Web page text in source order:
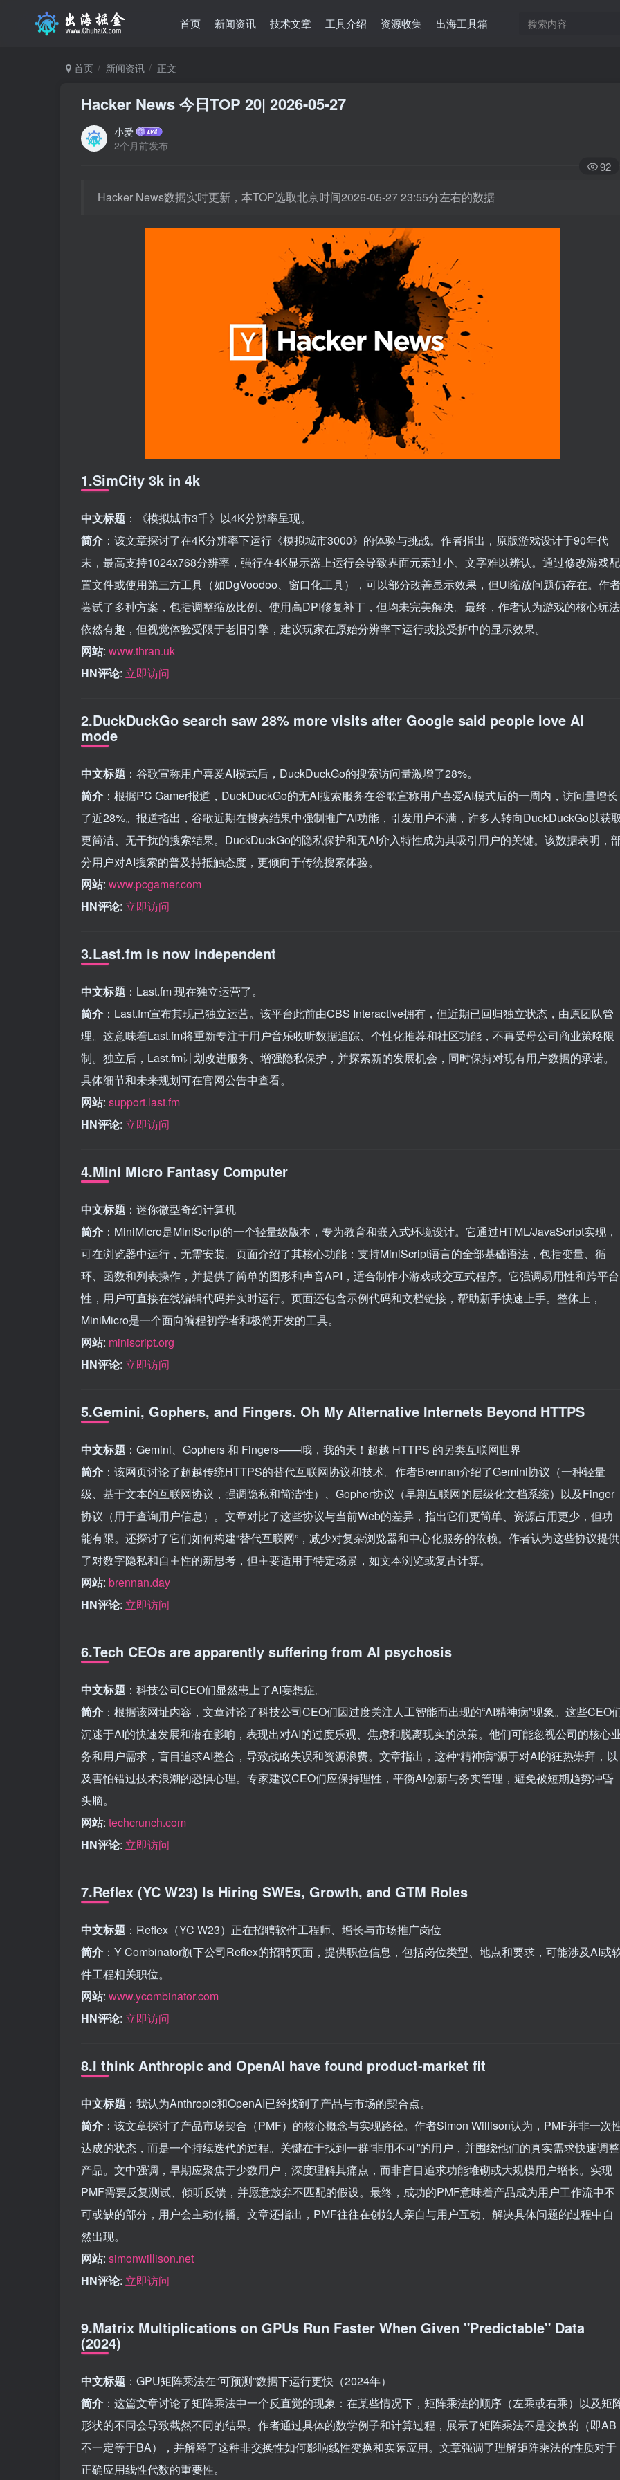
首页 新闻资讯 技术文章 工具介绍 资源收集 出海工具箱
首页 新闻资讯 正文
Hacker News 今日TOP 20| 2026-05-27
小爱
2个月前发布
92
Hacker News数据实时更新，本TOP选取北京时间2026-05-27 23:55分左右的数据
1.SimCity 3k in 4k
中文标题 ：《模拟城市3千》以4K分辨率呈现。
简介 ：该文章探讨了在4K分辨率下运行《模拟城市3000》的体验与挑战。作者指出，原版游戏设计于90年代
末，最高支持1024x768分辨率，强行在4K显示器上运行会导致界面元素过小、文字难以辨认。通过修改游戏配
置文件或使用第三方工具（如DgVoodoo、窗口化工具），可以部分改善显示效果，但UI缩放问题仍存在。作者
尝试了多种方案，包括调整缩放比例、使用高DPI修复补丁，但均未完美解决。最终，作者认为游戏的核心玩法
依然有趣，但视觉体验受限于老旧引擎，建议玩家在原始分辨率下运行或接受折中的显示效果。
网站: www.thran.uk
HN评论: 立即访问
2.DuckDuckGo search saw 28% more visits after Google said people love AI
mode
中文标题 ：谷歌宣称用户喜爱AI模式后，DuckDuckGo的搜索访问量激增了28%。
简介 ：根据PC Gamer报道，DuckDuckGo的无AI搜索服务在谷歌宣称用户喜爱AI模式后的一周内，访问量增长
了近28%。报道指出，谷歌近期在搜索结果中强制推广AI功能，引发用户不满，许多人转向DuckDuckGo以获
更简洁、无干扰的搜索结果。DuckDuckGo的隐私保护和无AI介入特性成为其吸引用户的关键。该数据表明，
分用户对AI搜索的普及持抵触态度，更倾向于传统搜索体验。
网站: www.pcgamer.com
HN评论: 立即访问
3.Last.fm is now independent
中文标题 ：Last.fm 现在独立运营了。
简介 ：Last.fm宣布其现已独立运营。该平台此前由CBS Interactive拥有，但近期已回归独立状态，由原团队管
理。这意味着Last.fm将重新专注于用户音乐收听数据追踪、个性化推荐和社区功能，不再受母公司商业策略限
制。独立后，Last.fm计划改进服务、增强隐私保护，并探索新的发展机会，同时保持对现有用户数据的承诺。
具体细节和未来规划可在官网公告中查看。
网站: support.last.fm
HN评论: 立即访问
4.Mini Micro Fantasy Computer
中文标题 ：迷你微型奇幻计算机
简介 ：MiniMicro是MiniScript的一个轻量级版本，专为教育和嵌入式环境设计。它通过HTML/JavaScript实现，
可在浏览器中运行，无需安装。页面介绍了其核心功能：支持MiniScript语言的全部基础语法，包括变量、循
环、函数和列表操作，并提供了简单的图形和声音API，适合制作小游戏或交互式程序。它强调易用性和跨平台
性，用户可直接在线编辑代码并实时运行。页面还包含示例代码和文档链接，帮助新手快速上手。整体上，
MiniMicro是一个面向编程初学者和极简开发的工具。
网站: miniscript.org
HN评论: 立即访问
5.Gemini, Gophers, and Fingers. Oh My Alternative Internets Beyond HTTPS
中文标题 ：Gemini、Gophers 和 Fingers——哦，我的天！超越 HTTPS 的另类互联网世界
简介 ：该网页讨论了超越传统HTTPS的替代互联网协议和技术。作者Brennan介绍了Gemini协议（一种轻量
级、基于文本的互联网协议，强调隐私和简洁性）、Gopher协议（早期互联网的层级化文档系统）以及Finger
协议（用于查询用户信息）。文章对比了这些协议与当前Web的差异，指出它们更简单、资源占用更少，但功
能有限。还探讨了它们如何构建“替代互联网”，减少对复杂浏览器和中心化服务的依赖。作者认为这些协议提供
了对数字隐私和自主性的新思考，但主要适用于特定场景，如文本浏览或复古计算。
网站: brennan.day
HN评论: 立即访问
6.Tech CEOs are apparently suffering from AI psychosis
中文标题 ：科技公司CEO们显然患上了AI妄想症。
简介 ：根据该网址内容，文章讨论了科技公司CEO们因过度关注人工智能而出现的“AI精神病”现象。这些CEO
沉迷于AI的快速发展和潜在影响，表现出对AI的过度乐观、焦虑和脱离现实的决策。他们可能忽视公司的核心
务和用户需求，盲目追求AI整合，导致战略失误和资源浪费。文章指出，这种“精神病”源于对AI的狂热崇拜，以
及害怕错过技术浪潮的恐惧心理。专家建议CEO们应保持理性，平衡AI创新与务实管理，避免被短期趋势冲昏
头脑。
网站: techcrunch.com
HN评论: 立即访问
7.Reflex (YC W23) Is Hiring SWEs, Growth, and GTM Roles
中文标题 ：Reflex（YC W23）正在招聘软件工程师、增长与市场推广岗位
简介 ：Y Combinator旗下公司Reflex的招聘页面，提供职位信息，包括岗位类型、地点和要求，可能涉及AI或
件工程相关职位。
网站: www.ycombinator.com
HN评论: 立即访问
8.I think Anthropic and OpenAI have found product-market fit
中文标题 ：我认为Anthropic和OpenAI已经找到了产品与市场的契合点。
简介 ：该文章探讨了产品市场契合（PMF）的核心概念与实现路径。作者Simon Willison认为，PMF并非一次
达成的状态，而是一个持续迭代的过程。关键在于找到一群“非用不可”的用户，并围绕他们的真实需求快速调整
产品。文中强调，早期应聚焦于少数用户，深度理解其痛点，而非盲目追求功能堆砌或大规模用户增长。实现
PMF需要反复测试、倾听反馈，并愿意放弃不匹配的假设。最终，成功的PMF意味着产品成为用户工作流中不
可或缺的部分，用户会主动传播。文章还指出，PMF往往在创始人亲自与用户互动、解决具体问题的过程中自
然出现。
网站: simonwillison.net
HN评论: 立即访问
9.Matrix Multiplications on GPUs Run Faster When Given "Predictable" Data
(2024)
中文标题 ：GPU矩阵乘法在“可预测”数据下运行更快（2024年）
简介 ：这篇文章讨论了矩阵乘法中一个反直觉的现象：在某些情况下，矩阵乘法的顺序（左乘或右乘）以及矩
形状的不同会导致截然不同的结果。作者通过具体的数学例子和计算过程，展示了矩阵乘法不是交换的（即AB
不一定等于BA），并解释了这种非交换性如何影响线性变换和实际应用。文章强调了理解矩阵乘法的性质对于
正确应用线性代数的重要性。